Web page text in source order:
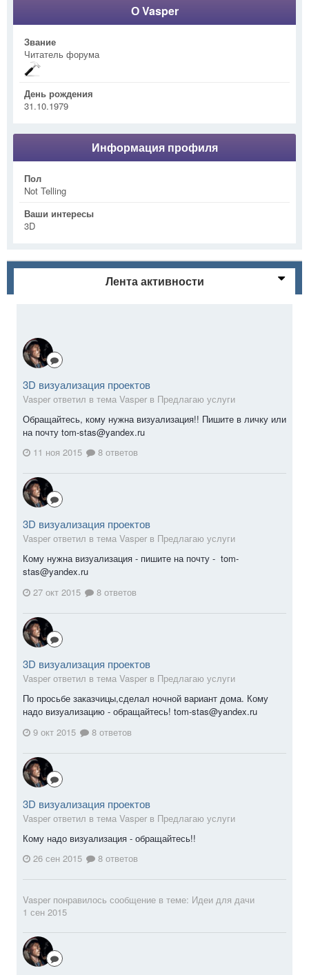
О Vasper
Звание
Читатель форума
День рождения
31.10.1979
Информация профиля
Пол
Not Telling
Ваши интересы
3D
Лента активности
3D визуализация проектов
Vasper ответил в тема Vasper в Предлагаю услуги
Обращайтесь, кому нужна визуализация!! Пишите в личку или
на почту tom-stas@yandex.ru
11 ноя 2015
8 ответов
3D визуализация проектов
Vasper ответил в тема Vasper в Предлагаю услуги
Кому нужна визуализация - пишите на почту - tom-
stas@yandex.ru
27 окт 2015
8 ответов
3D визуализация проектов
Vasper ответил в тема Vasper в Предлагаю услуги
По просьбе заказчицы,сделал ночной вариант дома. Кому
надо визуализацию - обращайтесь! tom-stas@yandex.ru
9 окт 2015
8 ответов
3D визуализация проектов
Vasper ответил в тема Vasper в Предлагаю услуги
Кому надо визуализация - обращайтесь!!
26 сен 2015
8 ответов
Vasper понравилось сообщение в теме: Идеи для дачи
1 сен 2015